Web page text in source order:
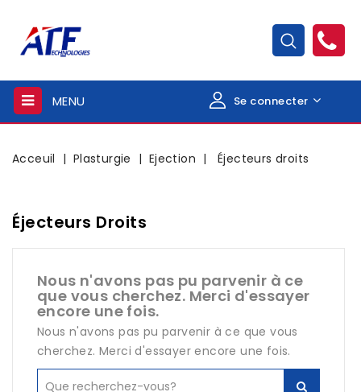
MENU Se connecter
Acceuil Plasturgie Ejection Éjecteurs droits
Éjecteurs Droits
Nous n'avons pas pu parvenir à ce
que vous cherchez. Merci d'essayer
encore une fois.
Nous n'avons pas pu parvenir à ce que vous
cherchez. Merci d'essayer encore une fois.